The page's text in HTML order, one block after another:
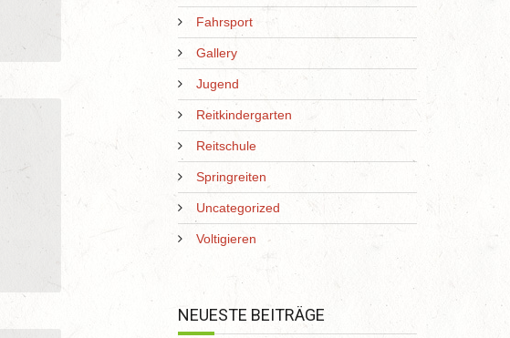
Fahrsport
Gallery
Jugend
Reitkindergarten
Reitschule
Springreiten
Uncategorized
Voltigieren
NEUESTE BEITRÄGE